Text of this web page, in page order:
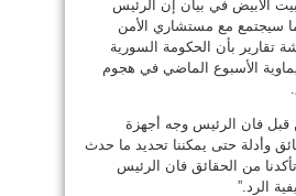
الأبيض في بيان إن الرئيس
سيجتمع مع مستشاري الأمن
تقارير بأن الحكومة السورية
الأسبوع الماضي في هجوم
قبل فان الرئيس وجه أجهزة
وأدلة حتى يمكننا تحديد ما حدث
من الحقائق فان الرئيس
الرد.”